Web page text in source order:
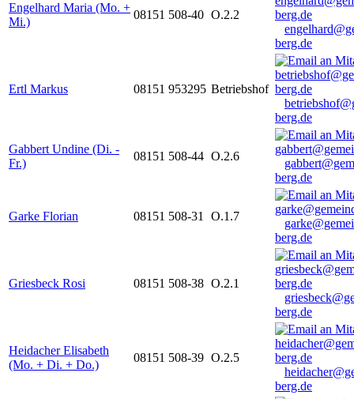
Engelhard Maria (Mo. +
Mi.)
08151 508-40 O.2.2
berg.de
Ertl Markus 08151 953295 Betriebshof
berg.de
Gabbert Undine (Di. -
Fr.)
08151 508-44 O.2.6
berg.de
Garke Florian 08151 508-31 O.1.7
berg.de
Griesbeck Rosi 08151 508-38 O.2.1
berg.de
Heidacher Elisabeth
(Mo. + Di. + Do.)
08151 508-39 O.2.5
berg.de